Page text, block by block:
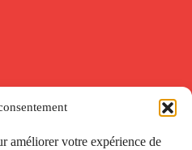
améliorer votre expérience de